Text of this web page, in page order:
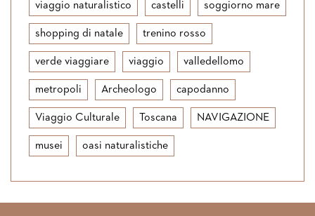
viaggio naturalistico castelli soggiorno mare
shopping di natale trenino rosso
verde viaggiare viaggio valledellomo
metropoli Archeologo capodanno
Viaggio Culturale Toscana NAVIGAZIONE
musei oasi naturalistiche